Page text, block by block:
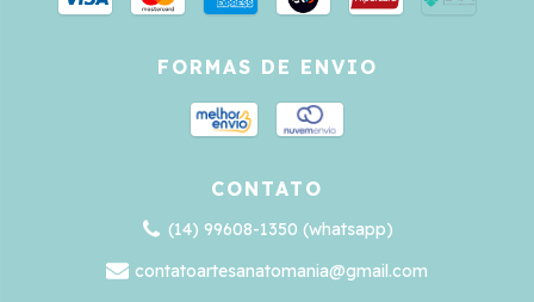
FORMAS DE ENVIO
CONTATO
(14) 99608-1350 (whatsapp)
contatoartesanatomania@gmail.com